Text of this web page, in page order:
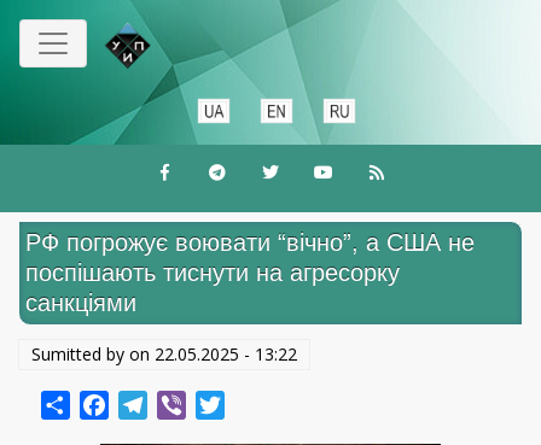
Перейти
основному
РФ погрожує воювати “вічно”, а США не
поспішають тиснути на агресорку
санкціями
Sumitted by on 22.05.2025 - 13:22
ShareFacebookTelegram
Viber